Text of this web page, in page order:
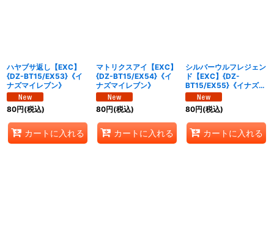
ハヤブサ返し【EXC】
{DZ-BT15/EX53}《イ
ナズマイレブン》
80円(税込)
カートに入れる
マトリクスアイ【EXC】
{DZ-BT15/EX54}《イ
ナズマイレブン》
80円(税込)
カートに入れる
シルバーウルフレジェン
ド【EXC】{DZ-
BT15/EX55}《イナズマ
イレブン》
80円(税込)
カートに入れる